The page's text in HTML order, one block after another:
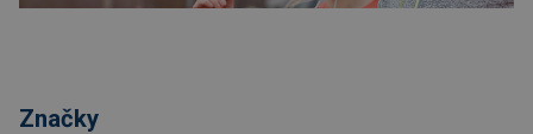
Značky